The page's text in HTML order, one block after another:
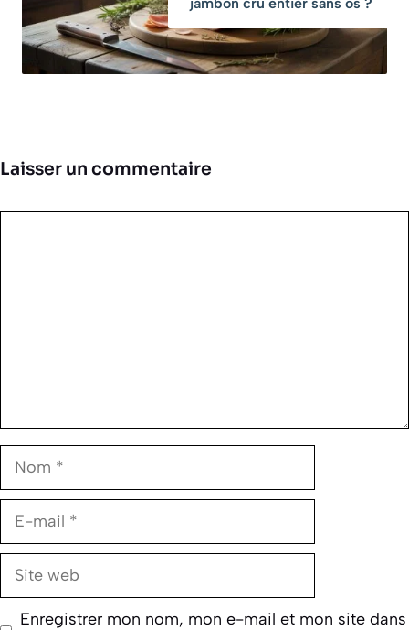
Laisser un commentaire
Nom
E-
Site
Enregistrer mon nom, mon e-mail et mon site dans